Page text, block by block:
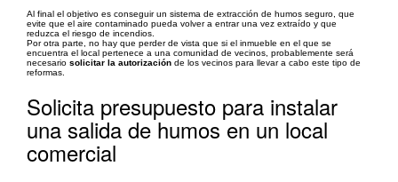
Al final el objetivo es conseguir un sistema de extracción de humos seguro, que
evite que el aire contaminado pueda volver a entrar una vez extraído y que
reduzca el riesgo de incendios.
Por otra parte, no hay que perder de vista que si el inmueble en el que se
encuentra el local pertenece a una comunidad de vecinos, probablemente será
necesario solicitar la autorización de los vecinos para llevar a cabo este tipo de
reformas.
Solicita presupuesto para instalar
una salida de humos en un local
comercial